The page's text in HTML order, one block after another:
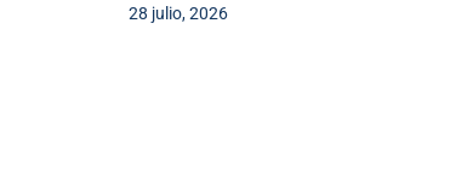
28 julio, 2026